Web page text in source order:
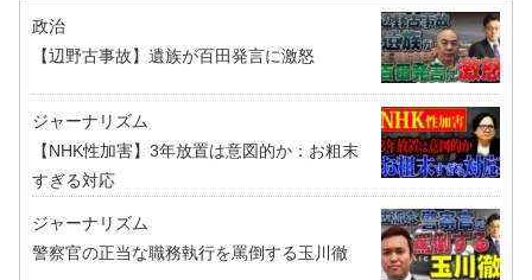
政治
【辺野古事故】遺族が百田発言に激怒
ジャーナリズム
【NHK性加害】3年放置は意図的か：お粗末
すぎる対応
ジャーナリズム
警察官の正当な職務執行を罵倒する玉川徹